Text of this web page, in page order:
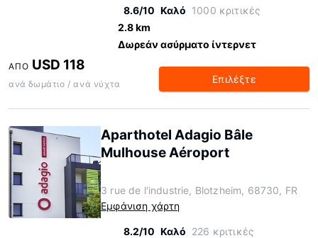
8.6/10 Καλό 1000 κριτικές
2.8 km
Δωρεάν ασύρματο ίντερνετ
ΑΠΌ USD 118
ανά δωμάτιο / ανά νύχτα Επιλέξτε
Aparthotel Adagio Bâle
Mulhouse Aéroport
3 rue de l'industrie, Blotzheim, 68730, FR
Εμφάνιση χάρτη
8.2/10 Καλό 226 κριτικές